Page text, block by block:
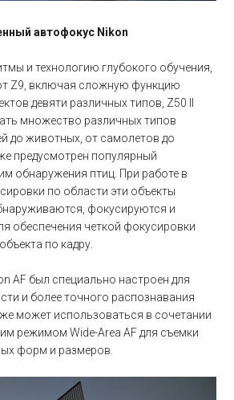
автофокус Nikon
и технологию глубокого обучения,
Z9, включая сложную функцию
девяти различных типов, Z50 II
множество различных типов
до животных, от самолетов до
предусмотрен популярный
обнаружения птиц. При работе в
по области эти объекты
фокусируются и
обеспечения четкой фокусировки
по кадру.
AF был специально настроен для
и более точного распознавания
может использоваться в сочетании
режимом Wide-Area AF для съемки
форм и размеров.